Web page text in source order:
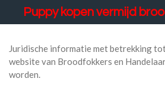
direct
de
hoofdinhoud
Puppy kopen vermijd
Juridische informatie met betrekking
website van Broodfokkers en
worden.